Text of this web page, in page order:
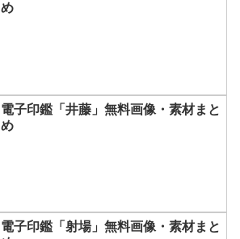
め
電子印鑑「井藤」無料画像・素材まと
め
電子印鑑「射場」無料画像・素材まと